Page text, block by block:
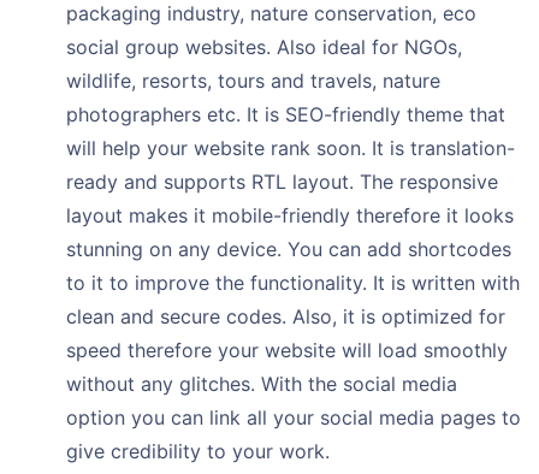
packaging industry, nature conservation, eco
social group websites. Also ideal for NGOs,
wildlife, resorts, tours and travels, nature
photographers etc. It is SEO-friendly theme that
will help your website rank soon. It is translation-
ready and supports RTL layout. The responsive
layout makes it mobile-friendly therefore it looks
stunning on any device. You can add shortcodes
to it to improve the functionality. It is written with
clean and secure codes. Also, it is optimized for
speed therefore your website will load smoothly
without any glitches. With the social media
option you can link all your social media pages to
give credibility to your work.